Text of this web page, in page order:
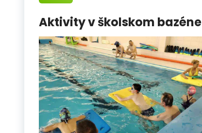
Aktivity v školskom bazéne